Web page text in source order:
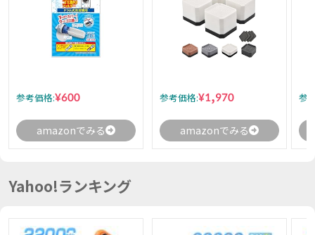
参考価格:¥600
amazonでみる
参考価格:¥1,970
amazonでみる
参
Yahoo!ランキング